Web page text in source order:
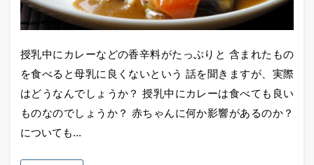
授乳中にカレーなどの香辛料がたっぷりと 含まれたもの
を食べると母乳に良くないという 話を聞きますが、実際
はどうなんでしょうか？ 授乳中にカレーは食べても良い
ものなのでしょうか？ 赤ちゃんに何か影響があるのか？
についても...